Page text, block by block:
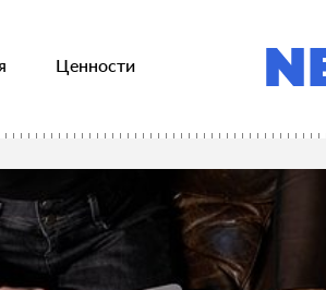
Ценности